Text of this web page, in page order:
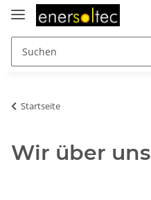
Startseite
Wir über uns